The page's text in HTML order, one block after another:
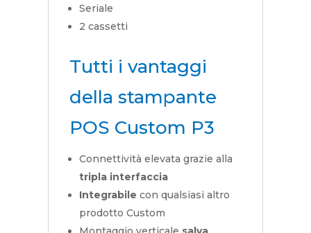
Seriale
2 cassetti
Tutti i vantaggi
della stampante
POS Custom P3
Connettività elevata grazie alla
tripla interfaccia
Integrabile con qualsiasi altro
prodotto Custom